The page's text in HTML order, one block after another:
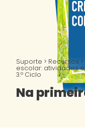
Suporte > Recursos >
escolar: atividades
3.º Ciclo
Na